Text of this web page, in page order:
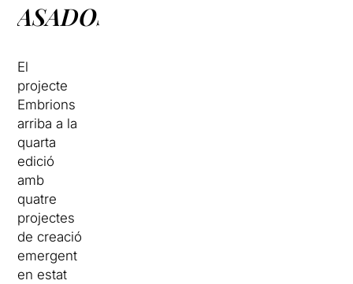
ASADOS
El
projecte
Embrions
arriba a la
quarta
edició
amb
quatre
projectes
de creació
emergent
en estat